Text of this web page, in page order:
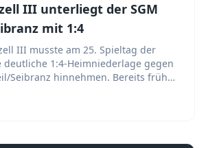
III unterliegt der SGM
mit 1:4
III musste am 25. Spieltag der
deutliche 1:4-Heimniederlage gegen
Seibranz hinnehmen. Bereits früh
ins Spiel.